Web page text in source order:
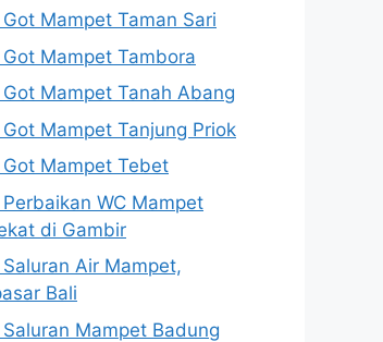
Mampet Taman Sari
Mampet Tambora
Mampet Tanah Abang
Mampet Tanjung Priok
Mampet Tebet
WC Mampet
di Gambir
Air Mampet,
Bali
Mampet Badung